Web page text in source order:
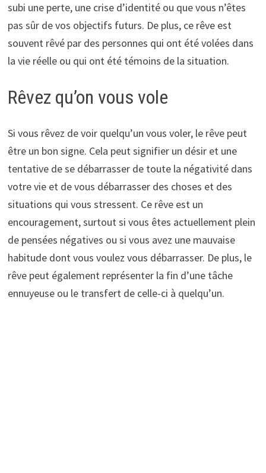
subi une perte, une crise d’identité ou que vous n’êtes
pas sûr de vos objectifs futurs. De plus, ce rêve est
souvent rêvé par des personnes qui ont été volées dans
la vie réelle ou qui ont été témoins de la situation.
Rêvez qu’on vous vole
Si vous rêvez de voir quelqu’un vous voler, le rêve peut
être un bon signe. Cela peut signifier un désir et une
tentative de se débarrasser de toute la négativité dans
votre vie et de vous débarrasser des choses et des
situations qui vous stressent. Ce rêve est un
encouragement, surtout si vous êtes actuellement plein
de pensées négatives ou si vous avez une mauvaise
habitude dont vous voulez vous débarrasser. De plus, le
rêve peut également représenter la fin d’une tâche
ennuyeuse ou le transfert de celle-ci à quelqu’un.